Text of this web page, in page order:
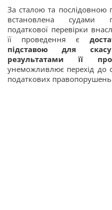
За сталою та послідовною
встановлена судами
податкової перевірки
її проведення є
підставою для
результатами її
унеможливлює перехід до
податкових